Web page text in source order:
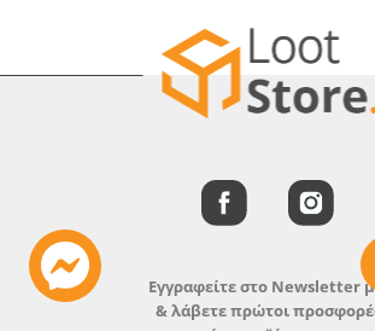
Εγγραφείτε στο Newsletter
& λάβετε πρώτοι